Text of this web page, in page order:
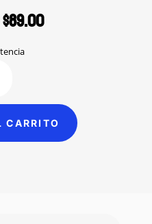
Original
was:
$89.00Current
CARRITO